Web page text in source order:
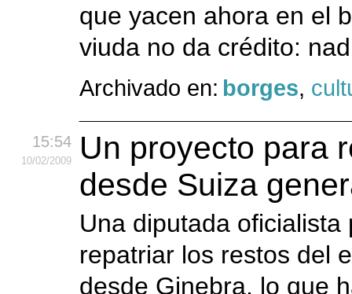
que yacen ahora en el
viuda no da crédito:
Archivado en: borges,
15:54
10/02/2009
Un proyecto para
desde Suiza
Una diputada
repatriar los restos del
desde Ginebra, lo que